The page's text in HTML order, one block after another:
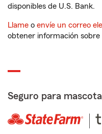
disponibles de U.S. Bank.
Llame o envíe un correo
obtener información sobre
Seguro para